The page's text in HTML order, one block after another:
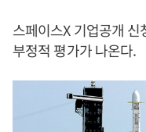
스페이스X 기업공개
부정적 평가가 나온다.